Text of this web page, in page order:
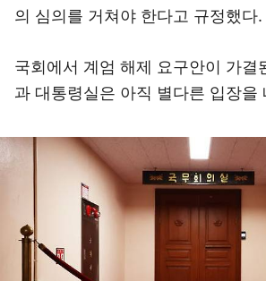
의 심의를 거쳐야 한다고 규정했다.
국회에서 계엄 해제 요구안이 가결
과 대통령실은 아직 별다른 입장을